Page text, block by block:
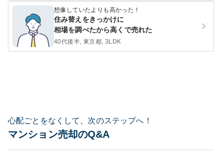
想像していたよりも高かった！
住み替えをきっかけに
相場を調べたから高くで売れた
40代後半, 東京都, 3LDK
心配ごとをなくして、次のステップへ！
マンション売却のQ&A